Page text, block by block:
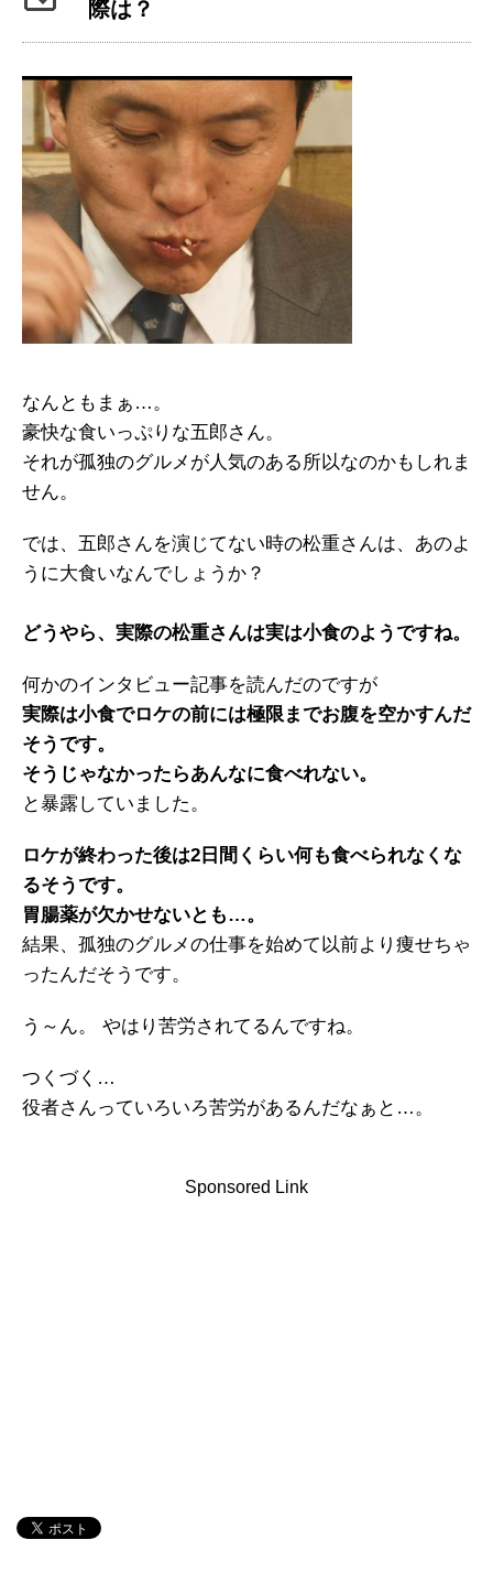
際は？
なんともまぁ…。
豪快な食いっぷりな五郎さん。
それが孤独のグルメが人気のある所以なのかもしれま
せん。
では、五郎さんを演じてない時の松重さんは、あのよ
うに大食いなんでしょうか？
どうやら、実際の松重さんは実は小食のようですね。
何かのインタビュー記事を読んだのですが
実際は小食でロケの前には極限までお腹を空かすんだ
そうです。
そうじゃなかったらあんなに食べれない。
と暴露していました。
ロケが終わった後は2日間くらい何も食べられなくな
るそうです。
胃腸薬が欠かせないとも…。
結果、孤独のグルメの仕事を始めて以前より痩せちゃ
ったんだそうです。
う～ん。 やはり苦労されてるんですね。
つくづく…
役者さんっていろいろ苦労があるんだなぁと…。
Sponsored Link